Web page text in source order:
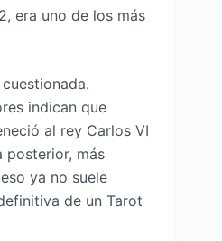
era uno de los más
indican que
al rey Carlos VI
posterior, más
ya no suele
de un Tarot